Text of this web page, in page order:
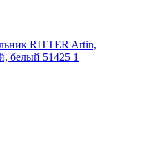
RITTER Artin,
белый 51425 1